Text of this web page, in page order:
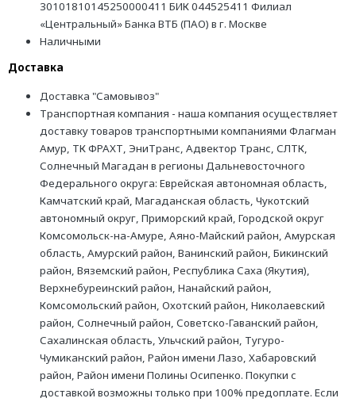
30101810145250000411 БИК 044525411 Филиал
«Центральный» Банка ВТБ (ПАО) в г. Москве
Наличными
Доставка
Доставка "Самовывоз"
Транспортная компания - наша компания осуществляет
доставку товаров транспортными компаниями Флагман
Амур, ТК ФРАХТ, ЭниТранс, Адвектор Транс, СЛТК,
Солнечный Магадан в регионы Дальневосточного
Федерального округа: Еврейская автономная область,
Камчатский край, Магаданская область, Чукотский
автономный округ, Приморский край, Городской округ
Комсомольск-на-Амуре, Аяно-Майский район, Амурская
область, Амурский район, Ванинский район, Бикинский
район, Вяземский район, Республика Саха (Якутия),
Верхнебуреинский район, Нанайский район,
Комсомольский район, Охотский район, Николаевский
район, Солнечный район, Советско-Гаванский район,
Сахалинская область, Ульчский район, Тугуро-
Чумиканский район, Район имени Лазо, Хабаровский
район, Район имени Полины Осипенко. Покупки с
доставкой возможны только при 100% предоплате. Если